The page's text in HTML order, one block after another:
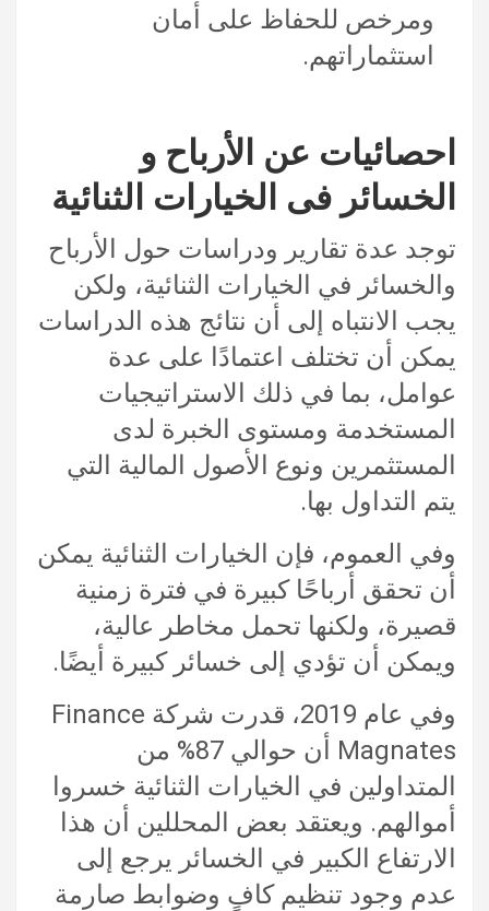
ومرخص للحفاظ على أمان
استثماراتهم.
احصائيات عن الأرباح و
الخسائر فى الخيارات الثنائية
توجد عدة تقارير ودراسات حول الأرباح
والخسائر في الخيارات الثنائية، ولكن
يجب الانتباه إلى أن نتائج هذه الدراسات
يمكن أن تختلف اعتمادًا على عدة
عوامل، بما في ذلك الاستراتيجيات
المستخدمة ومستوى الخبرة لدى
المستثمرين ونوع الأصول المالية التي
يتم التداول بها.
وفي العموم، فإن الخيارات الثنائية يمكن
أن تحقق أرباحًا كبيرة في فترة زمنية
قصيرة، ولكنها تحمل مخاطر عالية،
ويمكن أن تؤدي إلى خسائر كبيرة أيضًا.
وفي عام 2019، قدرت شركة Finance
Magnates أن حوالي 87% من
المتداولين في الخيارات الثنائية خسروا
أموالهم. ويعتقد بعض المحللين أن هذا
الارتفاع الكبير في الخسائر يرجع إلى
عدم وجود تنظيم كافٍ وضوابط صارمة